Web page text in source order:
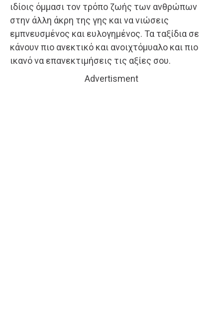
ιδίοις όμμασι τον τρόπο ζωής των ανθρώπων
στην άλλη άκρη της γης και να νιώσεις
εμπνευσμένος και ευλογημένος. Τα ταξίδια σε
κάνουν πιο ανεκτικό και ανοιχτόμυαλο και πιο
ικανό να επανεκτιμήσεις τις αξίες σου.
Advertisment